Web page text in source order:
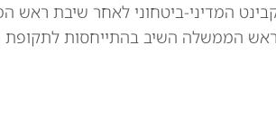
המדיני-ביטחוני לאחר שיבת ראש
ראש הממשלה השיב בהתייחסות